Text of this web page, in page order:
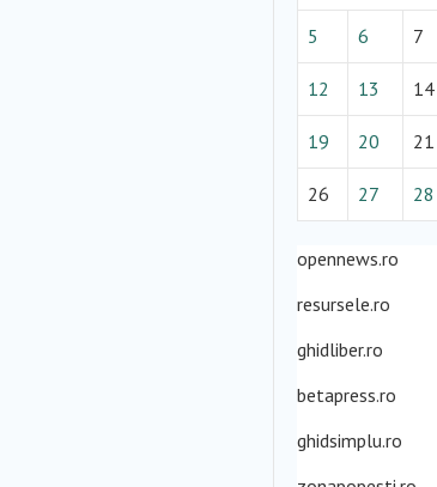
5 6 7
12 13 14
19 20 21
26 27 28
opennews.ro
resursele.ro
ghidliber.ro
betapress.ro
ghidsimplu.ro